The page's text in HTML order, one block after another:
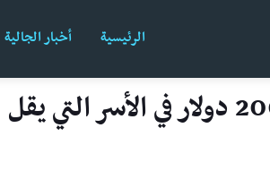
الرئيسية أخبار الجالية
ترامب يبحث حصر شيك الـ2000 دولار في الأسر التي يقل